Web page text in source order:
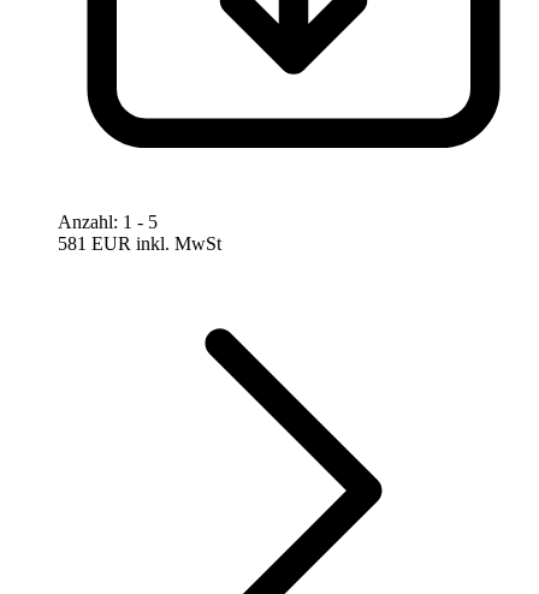
Anzahl: 1 - 5
581 EUR inkl. MwSt